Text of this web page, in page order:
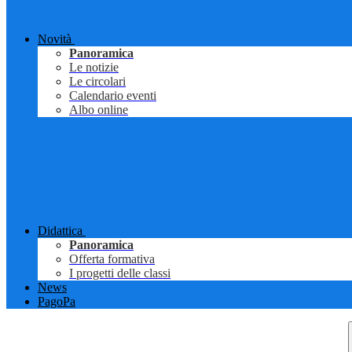
Novità
Panoramica
Le notizie
Le circolari
Calendario eventi
Albo online
Didattica
Panoramica
Offerta formativa
I progetti delle classi
News
PagoPa